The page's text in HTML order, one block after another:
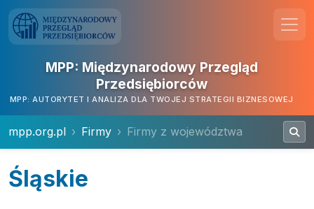
MPP: Międzynarodowy Przegląd
Przedsiębiorców
MPP: AUTORYTET I ANALIZA DLA TWOJEJ STRATEGII BIZNESOWEJ
mpp.org.pl Firmy Firmy z województwa
Śląskie